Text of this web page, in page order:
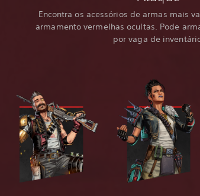
Encontra os acessórios de armas mais
armamento vermelhas ocultas. Pode
por vaga de